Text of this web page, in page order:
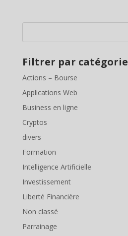
Filtrer par catégorie
Actions – Bourse
Applications Web
Business en ligne
Cryptos
divers
Formation
Intelligence Artificielle
Investissement
Liberté Financière
Non classé
Parrainage